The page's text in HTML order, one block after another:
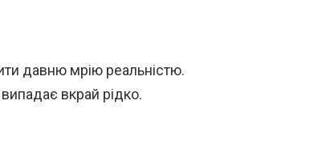
давню мрію реальністю.
вкрай рідко.